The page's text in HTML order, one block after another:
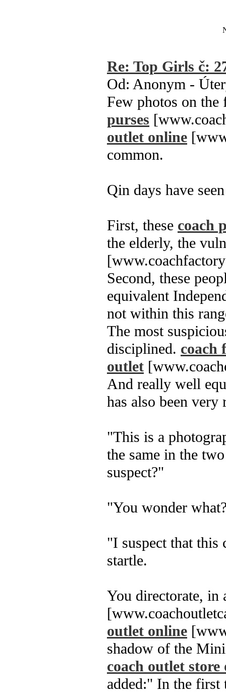
Re: Top Girls č:
Od: Anonym -
Few photos on
purses
outlet online
common.
Qin days have
First, these coach
the elderly, the
Second, these
equivalent
not within this
The most
disciplined. coach
outlet
And really well
has also been very
"This is a
the same in the
suspect?"
"You wonder
"I suspect that this
startle.
You directorate,
outlet online
shadow of the
coach outlet store
added:" In the first